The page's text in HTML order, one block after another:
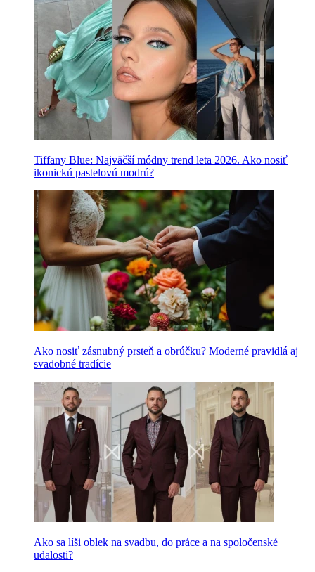
Tiffany Blue: Najväčší módny trend leta 2026. Ako nosiť
ikonickú pastelovú modrú?
Ako nosiť zásnubný prsteň a obrúčku? Moderné pravidlá aj
svadobné tradície
Ako sa líši oblek na svadbu, do práce a na spoločenské
udalosti?